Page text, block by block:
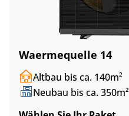
Waermequelle 14
Altbau bis ca. 140m²
Neubau bis ca. 350m²